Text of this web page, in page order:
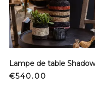
Price
€540.00